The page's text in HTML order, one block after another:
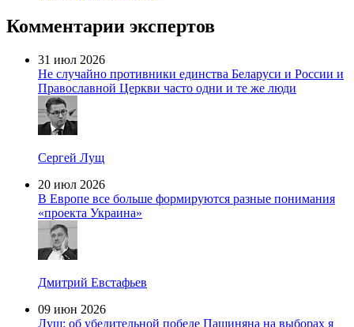
Комментарии экспертов
31 июл 2026
Не случайно противники единства Беларуси и России и
Православной Церкви часто одни и те же люди
Сергей Лущ
20 июл 2026
В Европе все больше формируются разные понимания
«проекта Украина»
Дмитрий Евстафьев
09 июн 2026
Лущ: об убедительной победе Пашиняна на выборах я